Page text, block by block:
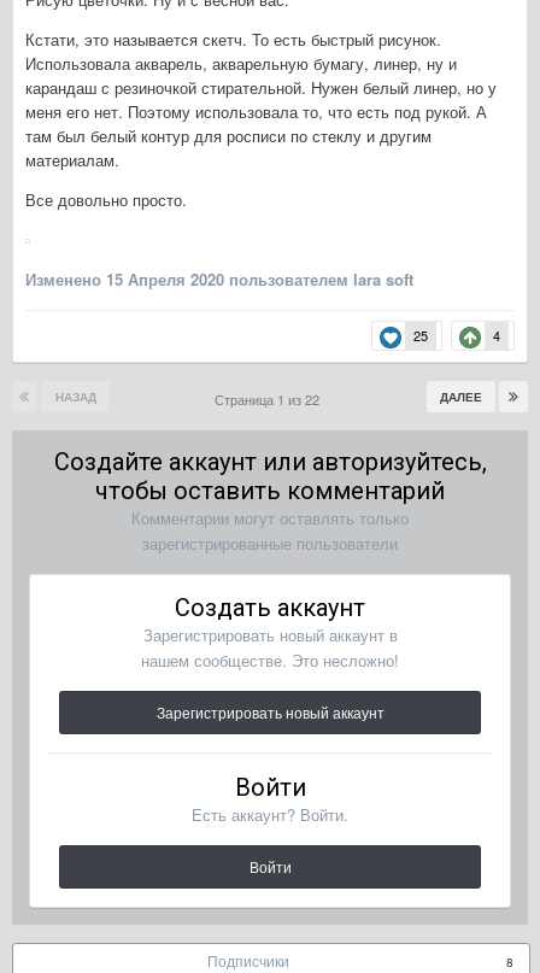
Кстати, это называется скетч. То есть быстрый рисунок.
Использовала акварель, акварельную бумагу, линер, ну и
карандаш с резиночкой стирательной. Нужен белый линер, но у
меня его нет. Поэтому использовала то, что есть под рукой. А
там был белый контур для росписи по стеклу и другим
материалам.
Все довольно просто.
Изменено 15 Апреля 2020 пользователем lara soft
25 4
НАЗАД ДАЛЕЕ
Страница 1 из 22
Создайте аккаунт или авторизуйтесь,
чтобы оставить комментарий
Комментарии могут оставлять только
зарегистрированные пользователи
Создать аккаунт
Зарегистрировать новый аккаунт в
нашем сообществе. Это несложно!
Зарегистрировать новый аккаунт
Войти
Есть аккаунт? Войти.
Войти
Подписчики 8